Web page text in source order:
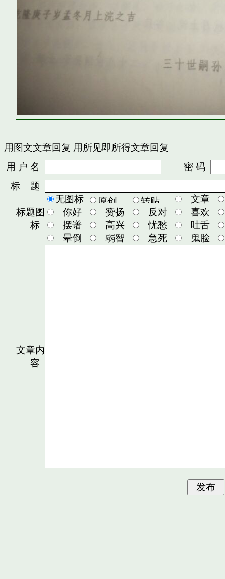
用图文文章回复 用所见即所得文章回复
用 户 名
密 码
标 题
标题图
标
无图标
文章
你好
赞扬 反对
喜欢
摆谱
高兴 忧愁
吐舌
晕倒
弱智 急死 鬼脸
文章内
容